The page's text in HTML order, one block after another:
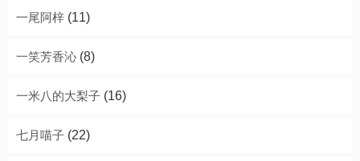
一尾阿梓 (11)
一笑芳香沁 (8)
一米八的大梨子 (16)
七月喵子 (22)